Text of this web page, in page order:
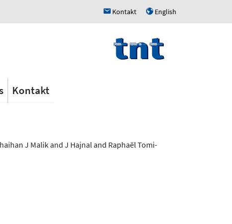
h Kontakt u English
Kontakt
J Malik and J Hajnal and Raphaël Tomi-